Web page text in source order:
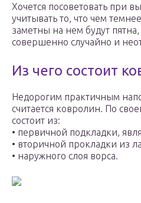
Хочется посоветовать при
учитывать то, что чем
заметны на нем будут
совершенно случайно и
Из чего состоит
Недорогим практичным
считается ковролин. По
состоит из:
• первичной подкладки,
• вторичной прокладки из
• наружного слоя ворса.